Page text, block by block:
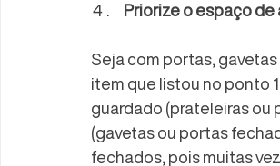
Priorize o espaço de
Seja com portas,
item que listou no ponto
guardado (prateleiras ou
(gavetas ou portas
fechados, pois muitas